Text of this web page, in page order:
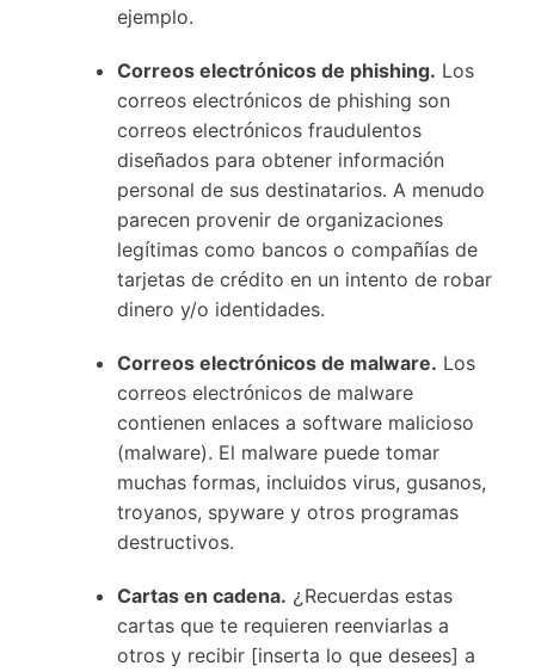
ejemplo.
Correos electrónicos de phishing. Los
correos electrónicos de phishing son
correos electrónicos fraudulentos
diseñados para obtener información
personal de sus destinatarios. A menudo
parecen provenir de organizaciones
legítimas como bancos o compañías de
tarjetas de crédito en un intento de robar
dinero y/o identidades.
Correos electrónicos de malware. Los
correos electrónicos de malware
contienen enlaces a software malicioso
(malware). El malware puede tomar
muchas formas, incluidos virus, gusanos,
troyanos, spyware y otros programas
destructivos.
Cartas en cadena. ¿Recuerdas estas
cartas que te requieren reenviarlas a
otros y recibir [inserta lo que desees] a